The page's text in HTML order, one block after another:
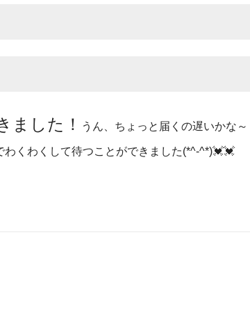
ました！
うん、ちょっと届くの遅いかな～
くわくして待つことができました(*^-^*)💓💓